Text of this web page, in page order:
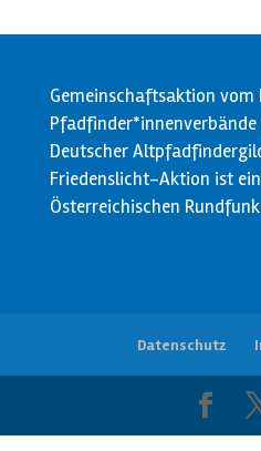
Gemeinschaftsaktion vom
Deutscher
Friedenslicht-Aktion ist
Österreichischen
Datenschutz